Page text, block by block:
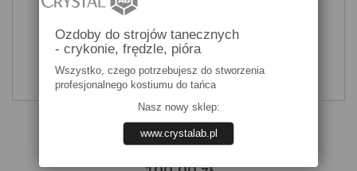
Tkanina cekiny czerwone opalizujące
Ozdoby do strojów tanecznych
- crykonie, frędzle, pióra
Wszystko, czego potrzebujesz do stworzenia
profesjonalnego kostiumu do tańca
Nasz nowy sklep:
www.crystalab.pl